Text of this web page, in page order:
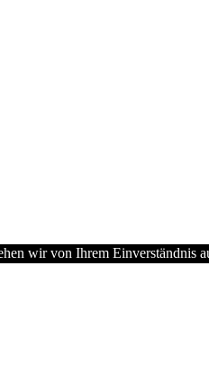
wir von Ihrem Einverständnis